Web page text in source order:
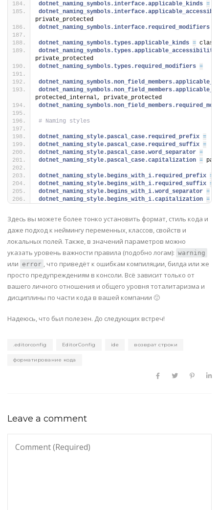
dotnet_naming_symbols.interface.applicable_kinds =
private_protected
dotnet_naming_symbols.interface.required_modifiers
dotnet_naming_symbols.types.applicable_kinds =
private_protected
dotnet_naming_symbols.types.required_modifiers =
protected_internal, private_protected
# Naming styles
dotnet_naming_style.pascal_case.required_prefix =
dotnet_naming_style.pascal_case.required_suffix =
dotnet_naming_style.pascal_case.word_separator =
dotnet_naming_style.pascal_case.capitalization =
dotnet_naming_style.begins_with_i.required_prefix =
dotnet_naming_style.begins_with_i.required_suffix =
dotnet_naming_style.begins_with_i.word_separator =
dotnet_naming_style.begins_with_i.capitalization =
Здесь вы можете более тонко установить формат, стиль кода и
даже подход к неймингу переменных, классов, свойств и
локальных полей. Также, в значений параметров можно
указать уровень важности правила (подобно логам): warning
или error , что приведёт к ошибкам компиляции, билда или же
просто предупреждениям в консоли. Всё зависит только от
вашего личного отношения и общего уровня тоталитаризма и
дисциплины по части кода в вашей компании 🙂
Надеюсь, что был полезен. До следующих встреч!
.editorconfig EditorConfig ide возврат строки
форматирование кода
Leave a comment